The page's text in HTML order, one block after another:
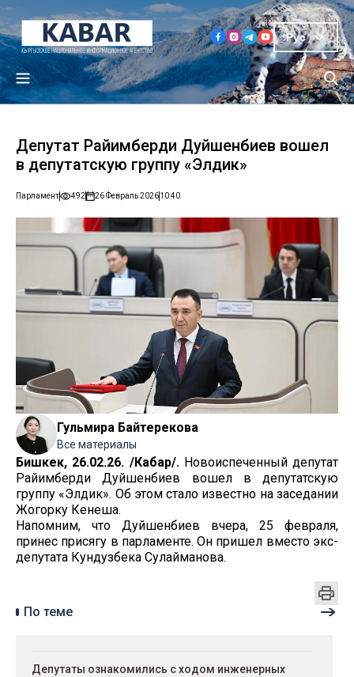
Рус
Депутат Райимберди Дуйшенбиев вошел
в депутатскую группу «Элдик»
Парламент 492 26 Февраль 202610:40
Гульмира Байтерекова
Все материалы
Бишкек, 26.02.26. /Кабар/.Новоиспеченный депутат
Райимберди Дуйшенбиев вошел в депутатскую
группу «Элдик». Об этом стало известно на заседании
Жогорку Кенеша.
Напомним, что Дуйшенбиев вчера, 25 февраля,
принес присягу в парламенте. Он пришел вместо экс-
депутата Кундузбека Сулайманова.
По теме
Депутаты ознакомились с ходом инженерных